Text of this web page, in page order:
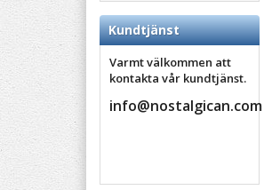
Kundtjänst
Varmt välkommen att
kontakta vår kundtjänst.
info@nostalgican.com